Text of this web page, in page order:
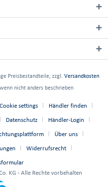
Preisbestandteile; zzgl. Versandkosten
nicht anders beschrieben
Cookie settings Händler finden
Datenschutz Händler-Login
Über uns
Widerrufsrecht
KG - Alle Rechte vorbehalten